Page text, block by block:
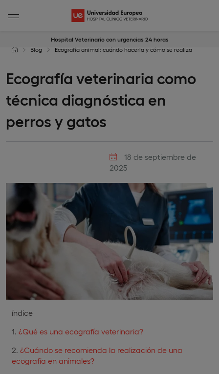
Hospital Veterinario con urgencias 24 horas
Blog
Ecografía animal: cuándo hacerla y cómo se realiza
Ecografía veterinaria como
técnica diagnóstica en
perros y gatos
18 de septiembre de
2025
índice
¿Qué es una ecografía veterinaria?
¿Cuándo se recomienda la realización de una
ecografía en animales?